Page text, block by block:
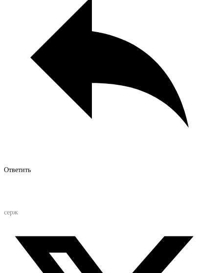
Ответить
серж